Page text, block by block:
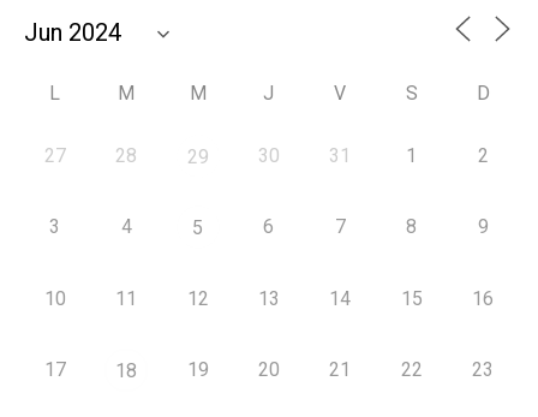
L M M J V S D
27 28 29 30 31 1 2
3 4 5 6 7 8 9
10 11 12 13 14 15 16
17 18 19 20 21 22 23